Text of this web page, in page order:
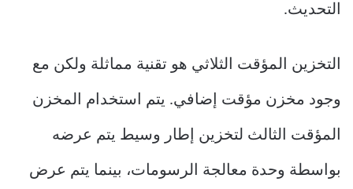
التحديث.
التخزين المؤقت الثلاثي هو تقنية مماثلة ولكن مع
وجود مخزن مؤقت إضافي. يتم استخدام المخزن
المؤقت الثالث لتخزين إطار وسيط يتم عرضه
بواسطة وحدة معالجة الرسومات، بينما يتم عرض